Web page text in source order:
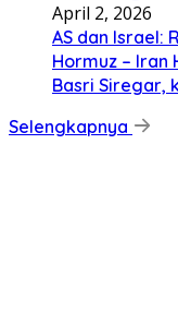
April 2, 2026
AS dan Israel:
Hormuz – Iran
Basri Siregar,
Selengkapnya